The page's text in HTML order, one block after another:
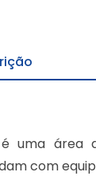
é uma
com